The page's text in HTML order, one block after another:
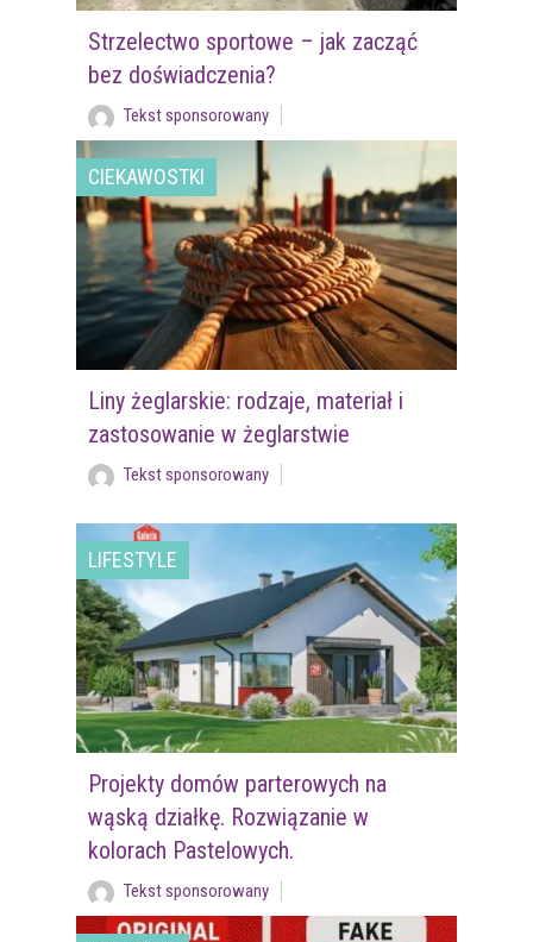
Strzelectwo sportowe – jak zacząć
bez doświadczenia?
Tekst sponsorowany
CIEKAWOSTKI
Liny żeglarskie: rodzaje, materiał i
zastosowanie w żeglarstwie
Tekst sponsorowany
LIFESTYLE
Projekty domów parterowych na
wąską działkę. Rozwiązanie w
kolorach Pastelowych.
Tekst sponsorowany